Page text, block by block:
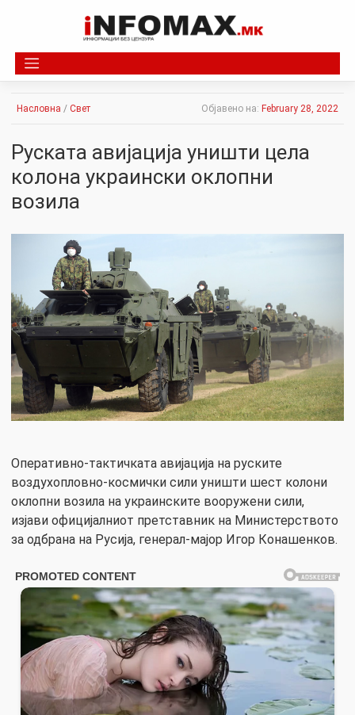
Насловна / Свет Објавено на: February 28, 2022
Руската авијација уништи цела
колона украински оклопни
возила
Оперативно-тактичката авијација на руските
воздухопловно-космички сили уништи шест колони
оклопни возила на украинските вооружени сили,
изјави официјалниот претставник на Министерството
за одбрана на Русија, генерал-мајор Игор Конашенков.